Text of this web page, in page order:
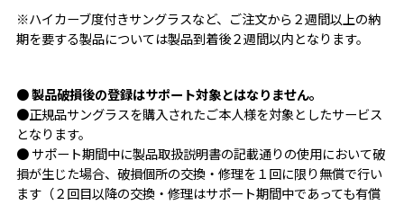
※ハイカーブ度付きサングラスなど、ご注文から２週間以上の納
期を要する製品については製品到着後２週間以内となります。
●製品破損後の登録はサポート対象とはなりません。
●正規品サングラスを購入されたご本人様を対象としたサービス
となります。
● サポート期間中に製品取扱説明書の記載通りの使用において破
損が生じた場合、破損個所の交換・修理を１回に限り無償で行い
ます（２回目以降の交換・修理はサポート期間中であっても有償